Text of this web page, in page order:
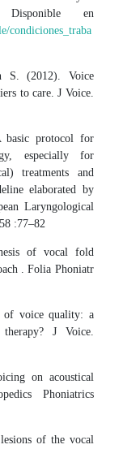
en
condiciones_traba
S. (2012). Voice
to care. J Voice.
basic protocol for
especially for
treatments and
elaborated by
Laryngological
:77–82
of vocal fold
. Folia Phoniatr
of voice quality: a
J Voice.
on acoustical
Phoniatrics
of the vocal